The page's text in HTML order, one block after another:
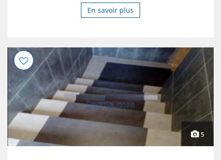
BLOC A 1ER ÉTAGE W. BÉJAÏA) Où nous contacter : 0798
10 51 74 contact@agc-immob-rayane.com
En savoir plus
5